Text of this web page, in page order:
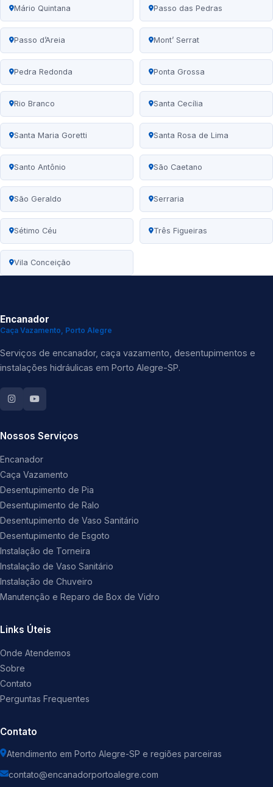
Mário Quintana Passo das Pedras
Passo d’Areia Mont’ Serrat
Pedra Redonda Ponta Grossa
Rio Branco Santa Cecília
Santa Maria Goretti Santa Rosa de Lima
Santo Antônio São Caetano
São Geraldo Serraria
Sétimo Céu Três Figueiras
Vila Conceição
Encanador
Caça Vazamento, Porto Alegre
Serviços de encanador, caça vazamento, desentupimentos e
instalações hidráulicas em Porto Alegre-SP.
Nossos Serviços
Encanador
Caça Vazamento
Desentupimento de Pia
Desentupimento de Ralo
Desentupimento de Vaso Sanitário
Desentupimento de Esgoto
Instalação de Torneira
Instalação de Vaso Sanitário
Instalação de Chuveiro
Manutenção e Reparo de Box de Vidro
Links Úteis
Onde Atendemos
Sobre
Contato
Perguntas Frequentes
Contato
Atendimento em Porto Alegre-SP e regiões parceiras
contato@encanadorportoalegre.com